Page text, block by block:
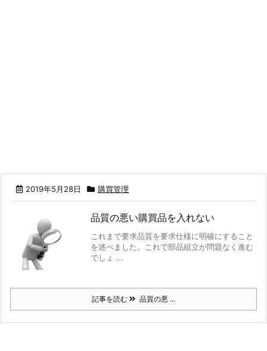
2019年5月28日 購買管理
品質の悪い購買品を入れない
これまで要求品質を要求仕様に明確にすること
を述べました。これで部品組立が問題なく進む
でしょ ...
記事を読む 品質の悪 ...